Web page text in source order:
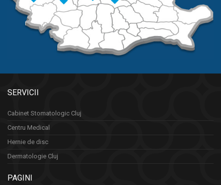
SERVICII
Cabinet Stomatologic Cluj
Centru Medical
Hernie de disc
Dermatologie Cluj
PAGINI